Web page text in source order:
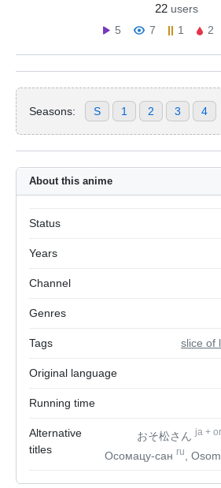
22 users
5
7 1 2
Seasons: S 1 2 3 4
About this anime
Status
Years
Channel
Genres
Tags slice of
Original language
Running time
Alternative
titles
おそ松さんja +
Осомацу-сан ru ,